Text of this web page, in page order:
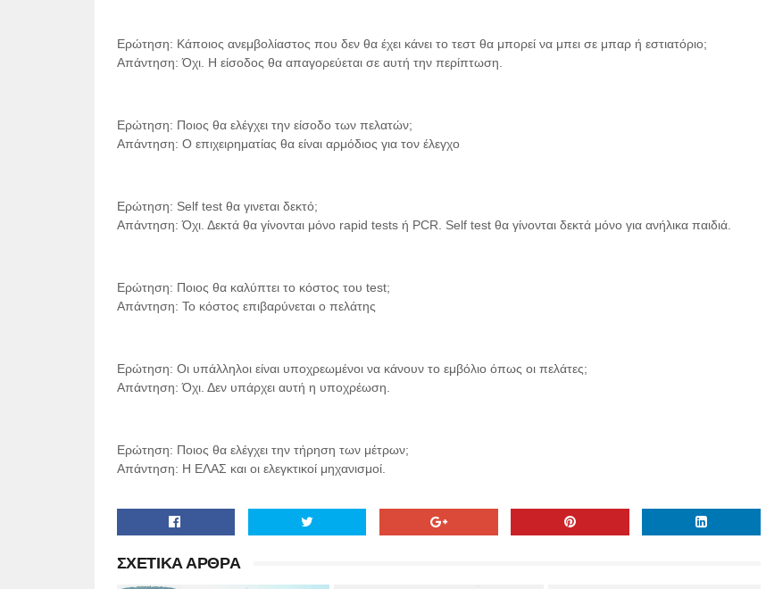
Ερώτηση: Κάποιος ανεμβολίαστος που δεν θα έχει κάνει το τεστ θα μπορεί να μπει σε μπαρ ή εστιατόριο;
Απάντηση: Όχι. Η είσοδος θα απαγορεύεται σε αυτή την περίπτωση.
Ερώτηση: Ποιος θα ελέγχει την είσοδο των πελατών;
Απάντηση: Ο επιχειρηματίας θα είναι αρμόδιος για τον έλεγχο
Ερώτηση: Self test θα γινεται δεκτό;
Απάντηση: Όχι. Δεκτά θα γίνονται μόνο rapid tests ή PCR. Self test θα γίνονται δεκτά μόνο για ανήλικα παιδιά.
Ερώτηση: Ποιος θα καλύπτει το κόστος του test;
Απάντηση: Το κόστος επιβαρύνεται ο πελάτης
Ερώτηση: Οι υπάλληλοι είναι υποχρεωμένοι να κάνουν το εμβόλιο όπως οι πελάτες;
Απάντηση: Όχι. Δεν υπάρχει αυτή η υποχρέωση.
Ερώτηση: Ποιος θα ελέγχει την τήρηση των μέτρων;
Απάντηση: Η ΕΛΑΣ και οι ελεγκτικοί μηχανισμοί.
ΣΧΕΤΙΚΑ ΑΡΘΡΑ